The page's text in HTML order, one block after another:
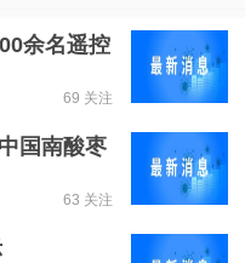
余名遥控
69 关注
国南酸枣
63 关注